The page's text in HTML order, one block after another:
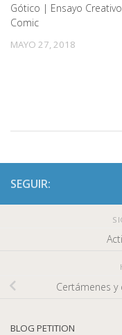
Gótico | Ensayo
Comic
MAYO 27, 2018
SEGUIR:
Certámenes
BLOG PETITION